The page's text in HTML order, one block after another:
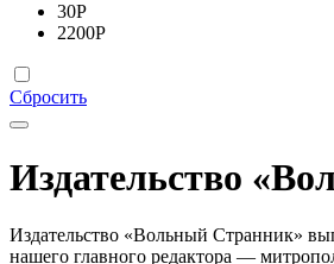
30Р
2200Р
Сбросить
Издательство
Издательство «Вольный Странник»
нашего главного редактора —